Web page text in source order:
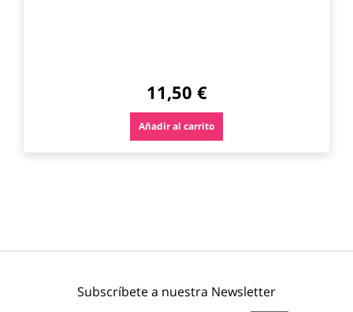
11,50 €
Añadir al carrito
Subscríbete a nuestra Newsletter